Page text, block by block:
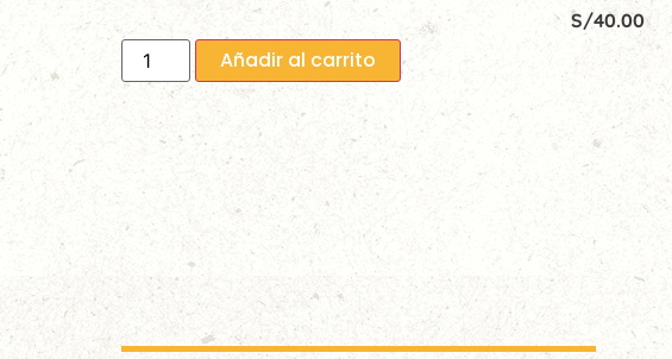
S/40.00
Añadir al carrito